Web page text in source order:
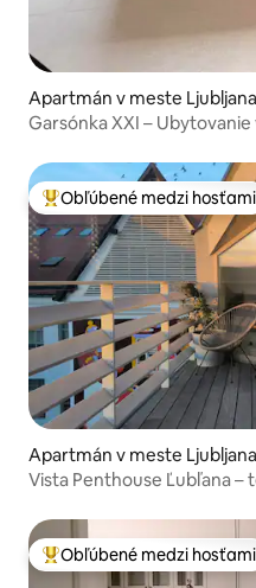
Apartmán v meste Ljubljana
Garsónka XXI –
Najobľúbenejšie medzi
Obľúbené medzi hosťami
Apartmán v meste Ljubljana
Vista Penthouse Ľubľana –
Najobľúbenejšie medzi
Obľúbené medzi hosťami